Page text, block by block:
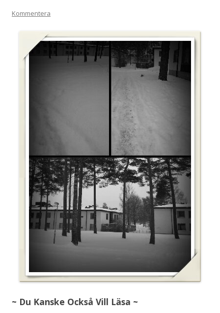
Kommentera
~ Du Kanske Också Vill Läsa ~